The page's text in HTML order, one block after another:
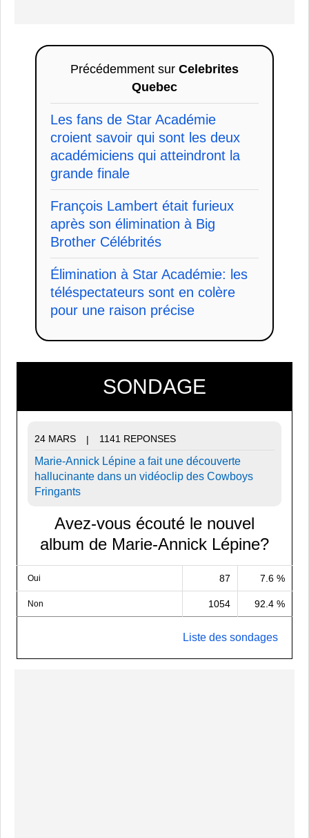
Précédemment sur Celebrites
Quebec
Les fans de Star Académie
croient savoir qui sont les deux
académiciens qui atteindront la
grande finale
François Lambert était furieux
après son élimination à Big
Brother Célébrités
Élimination à Star Académie: les
téléspectateurs sont en colère
pour une raison précise
SONDAGE
24 MARS | 1141 REPONSES
Marie-Annick Lépine a fait une découverte
hallucinante dans un vidéoclip des Cowboys
Fringants
Avez-vous écouté le nouvel
album de Marie-Annick Lépine?
Oui 87 7.6 %
Non 1054 92.4 %
Liste des sondages